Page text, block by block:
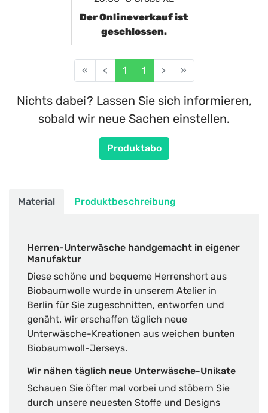
Der Onlineverkauf ist
geschlossen.
« < 1 1 > »
Nichts dabei? Lassen Sie sich informieren,
sobald wir neue Sachen einstellen.
Produktabo
Material Produktbeschreibung
Herren-Unterwäsche handgemacht in eigener
Manufaktur
Diese schöne und bequeme Herrenshort aus
Biobaumwolle wurde in unserem Atelier in
Berlin für Sie zugeschnitten, entworfen und
genäht. Wir erschaffen täglich neue
Unterwäsche-Kreationen aus weichen bunten
Biobaumwoll-Jerseys.
Wir nähen täglich neue Unterwäsche-Unikate
Schauen Sie öfter mal vorbei und stöbern Sie
durch unsere neuesten Stoffe und Designs